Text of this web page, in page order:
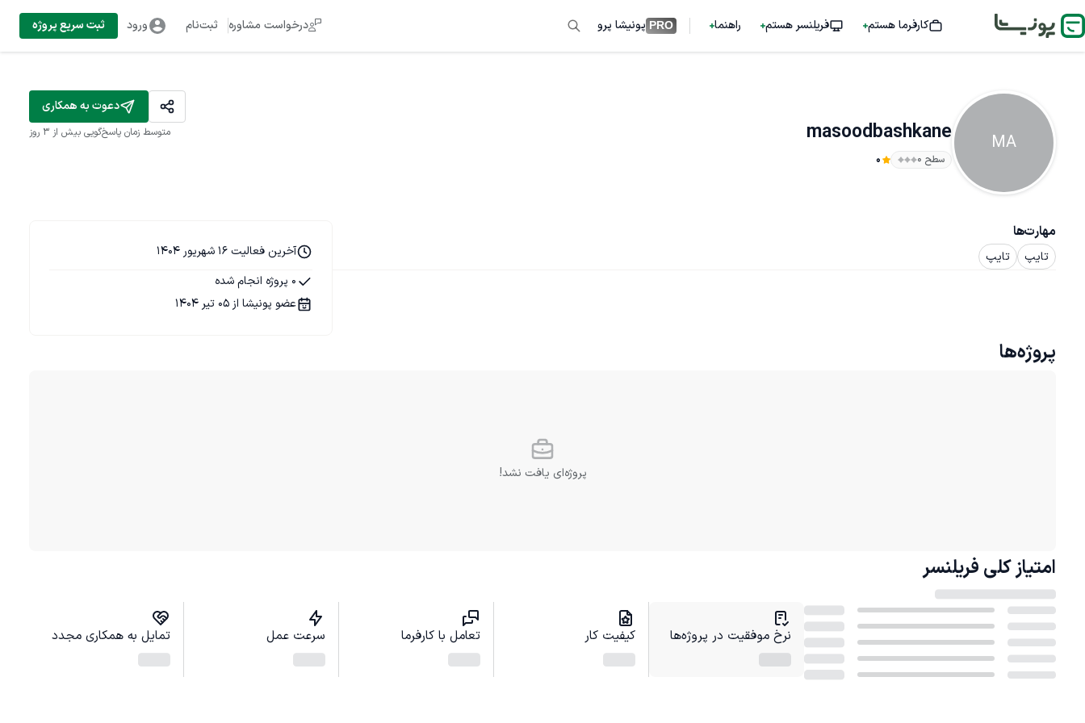
کارفرما هستم فریلنسر هستم راهنما PRO پونیشا پرو درخواست مشاوره ثبت‌نام ورود ثبت سریع پروژه
MA
masoodbashkane
سطح ۰ 0
دعوت به همکاری
متوسط زمان پاسخ‌گویی بیش از ۳ روز
مهارت‌ها
تایپ تایپ
آخرین فعالیت 16 شهریور 1404
0 پروژه انجام شده
عضو پونیشا از 05 تیر 1404
پروژه‌ها
پروژه‌ای یافت نشد!
امتیاز کلی فریلنسر
نرخ موفقیت در پروژه‌ها کیفیت کار تعامل با کارفرما سرعت عمل تمایل به همکاری مجدد